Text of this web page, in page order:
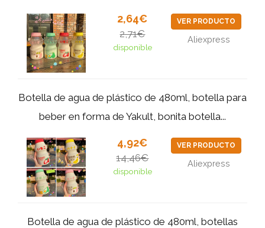
2,64€
2,71€
disponible
VER PRODUCTO
Aliexpress
Botella de agua de plástico de 480ml, botella para
beber en forma de Yakult, bonita botella...
4,92€
14,46€
disponible
VER PRODUCTO
Aliexpress
Botella de agua de plástico de 480ml, botellas